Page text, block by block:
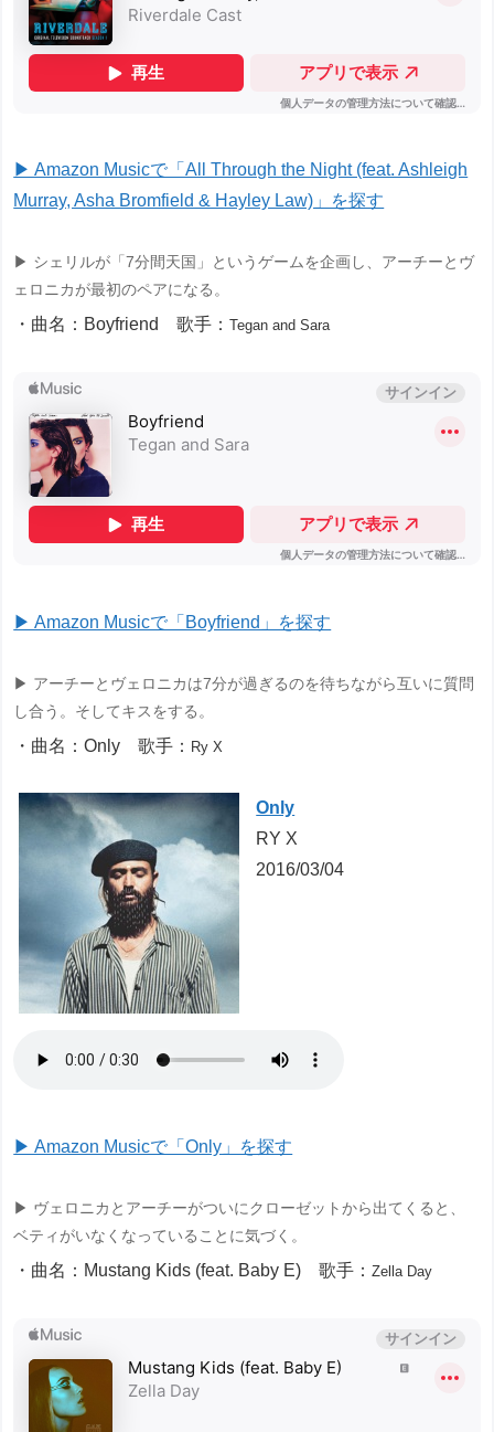
▶ Amazon Musicで「All Through the Night (feat. Ashleigh
Murray, Asha Bromfield & Hayley Law)」を探す
▶ シェリルが「7分間天国」というゲームを企画し、アーチーとヴ
ェロニカが最初のペアになる。
・曲名：Boyfriend 歌手：Tegan and Sara
▶ Amazon Musicで「Boyfriend」を探す
▶ アーチーとヴェロニカは7分が過ぎるのを待ちながら互いに質問
し合う。そしてキスをする。
・曲名：Only 歌手： Ry X
Only
RY X
2016/03/04
▶ Amazon Musicで「Only」を探す
▶ ヴェロニカとアーチーがついにクローゼットから出てくると、
ベティがいなくなっていることに気づく。
・曲名：Mustang Kids (feat. Baby E) 歌手：Zella Day